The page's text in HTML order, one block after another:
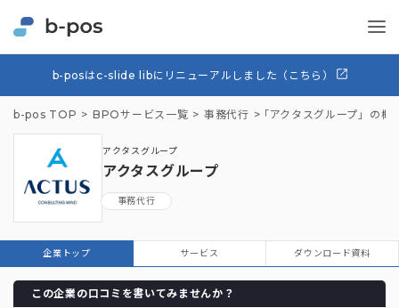
b-posはc-slide libにリニューアルしました（こちら）
b-pos TOP BPOサービス一覧 事務代行 「アクタスグループ」の概
アクタスグループ
アクタスグループ
事務代行
企業トップ サービス ダウンロード資料
この企業の口コミを書いてみませんか？